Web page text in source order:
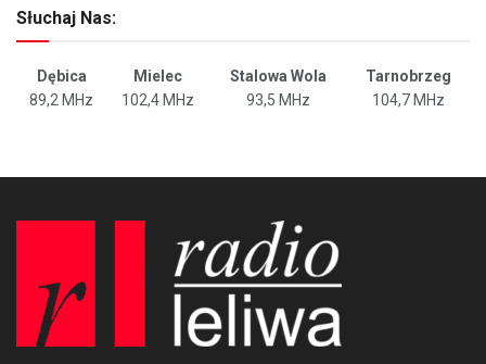
Słuchaj Nas:
Dębica Mielec Stalowa Wola
Tarnobrzeg
89,2 MHz
102,4 MHz 93,5 MHz 104,7 MHz